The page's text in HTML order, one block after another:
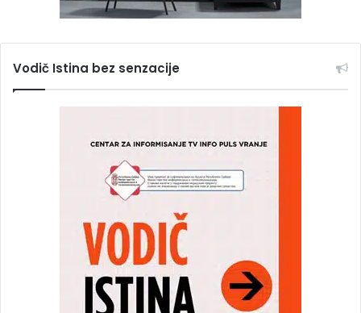
Vodič Istina bez senzacije